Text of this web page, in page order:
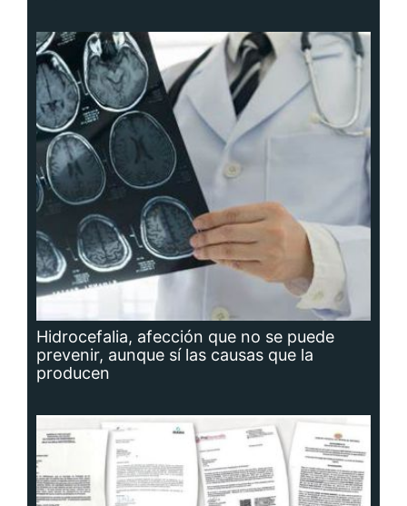
Hidrocefalia, afección que no se puede
prevenir, aunque sí las causas que la
producen